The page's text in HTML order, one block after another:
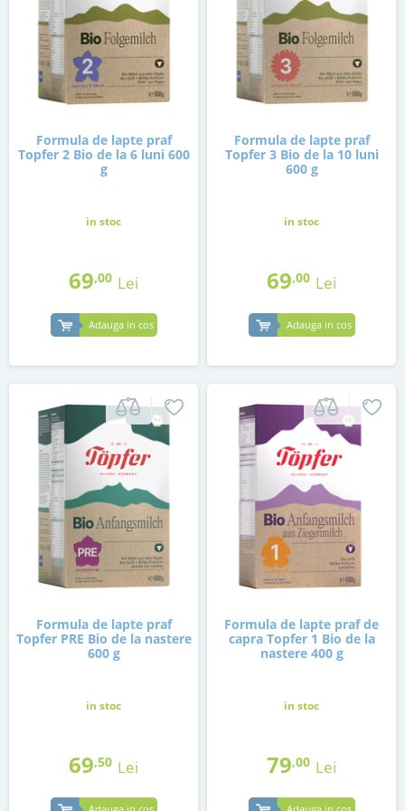
Formula de lapte praf
Topfer 2 Bio de la 6 luni 600
g
in stoc
69,00 Lei
Adauga in cos
Formula de lapte praf
Topfer 3 Bio de la 10 luni
600 g
in stoc
69,00 Lei
Adauga in cos
Formula de lapte praf
Topfer PRE Bio de la nastere
600 g
in stoc
69,50 Lei
Formula de lapte praf de
capra Topfer 1 Bio de la
nastere 400 g
in stoc
79,00 Lei